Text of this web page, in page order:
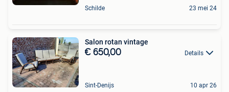
Schilde 23 mei 24
Salon rotan vintage
€ 650,00 Details
Sint-Denijs 10 apr 26